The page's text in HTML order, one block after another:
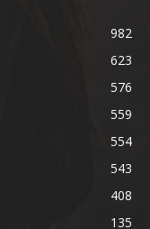
982
623
576
559
554
543
408
135